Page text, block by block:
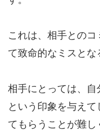
これは、相手との
て致命的なミスとな
相手にとっては、
という印象を与え
てもらうことが難し